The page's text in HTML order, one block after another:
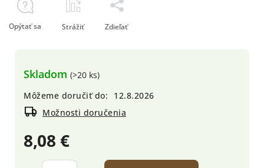
8,08 €
Skladom (>20 ks)
Môžeme doručiť do:
12.8.2026
Možnosti doručenia
Opýtať sa Strážiť Zdieľať